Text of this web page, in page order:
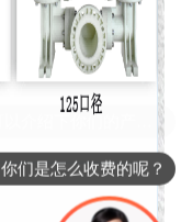
你们是怎么收费的呢？